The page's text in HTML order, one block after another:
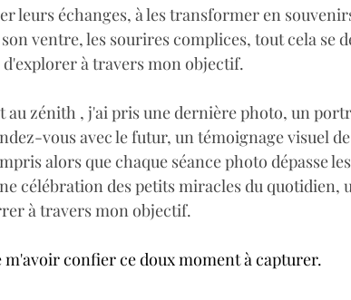
leurs échanges, à les transformer en
ventre, les sourires complices, tout cela se
d'explorer à travers mon objectif.
au zénith , j'ai pris une dernière photo, un
vous avec le futur, un témoignage visuel
alors que chaque séance photo dépasse
célébration des petits miracles du quotidien,
à travers mon objectif.
confier ce doux moment à capturer.